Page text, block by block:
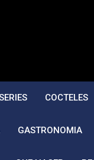
COCTELES
GASTRONOMIA